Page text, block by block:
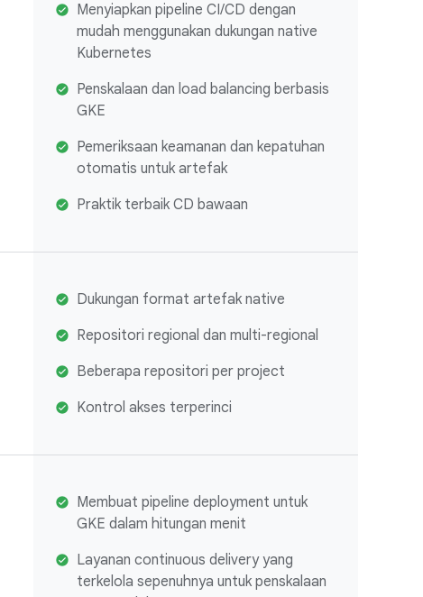
Menyiapkan pipeline CI/CD dengan
mudah menggunakan dukungan native
Kubernetes
Penskalaan dan load balancing berbasis
GKE
Pemeriksaan keamanan dan kepatuhan
otomatis untuk artefak
Praktik terbaik CD bawaan
Dukungan format artefak native
Repositori regional dan multi-regional
Beberapa repositori per project
Kontrol akses terperinci
​​Membuat pipeline deployment untuk
GKE dalam hitungan menit
Layanan continuous delivery yang
terkelola sepenuhnya untuk penskalaan